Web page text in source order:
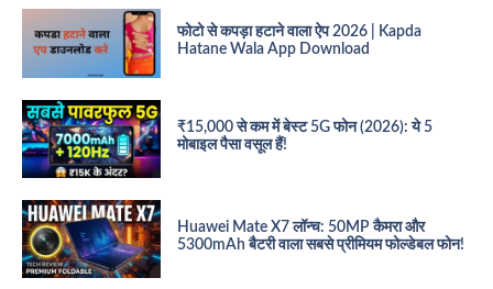
फोटो से कपड़ा हटाने वाला ऐप 2026 | Kapda
Hatane Wala App Download
₹15,000 से कम में बेस्ट 5G फोन (2026): ये 5
मोबाइल पैसा वसूल हैं!
Huawei Mate X7 लॉन्च: 50MP कैमरा और
5300mAh बैटरी वाला सबसे प्रीमियम फोल्डेबल फोन!